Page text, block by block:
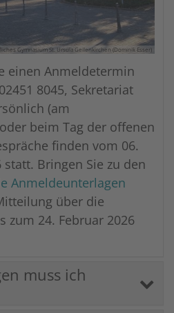
Gymnasium St. Ursula Geilenkirchen (Dominik Esser)
einen Anmeldetermin
8045, Sekretariat
(am
beim Tag der offenen
finden vom 06.
statt. Bringen Sie zu den
Anmeldeunterlagen
über die
zum 24. Februar 2026
muss ich